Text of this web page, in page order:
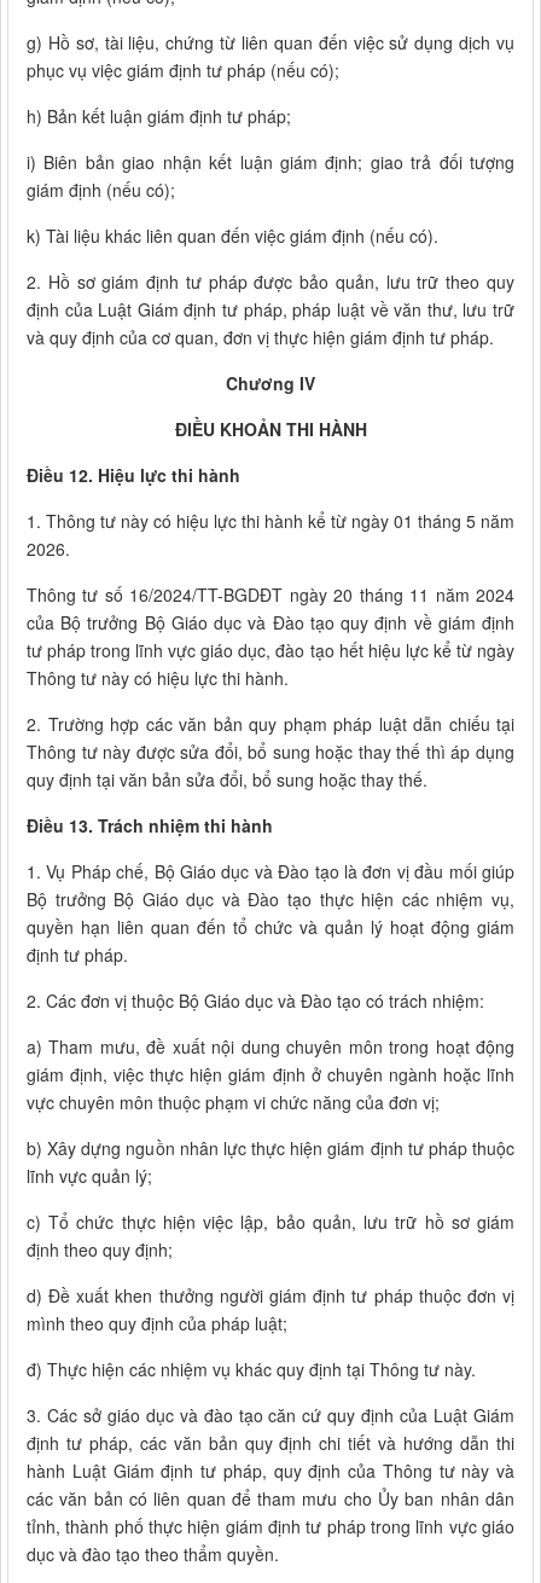
g) Hồ sơ, tài liệu, chứng từ liên quan đến việc sử dụng dịch vụ
phục vụ việc giám định tư pháp (nếu có);
h) Bản kết luận giám định tư pháp;
i) Biên bản giao nhận kết luận giám định; giao trả đối tượng
giám định (nếu có);
k) Tài liệu khác liên quan đến việc giám định (nếu có).
2. Hồ sơ giám định tư pháp được bảo quản, lưu trữ theo quy
định của Luật Giám định tư pháp, pháp luật về văn thư, lưu trữ
và quy định của cơ quan, đơn vị thực hiện giám định tư pháp.
Chương IV
ĐIỀU KHOẢN THI HÀNH
Điều 12. Hiệu lực thi hành
1. Thông tư này có hiệu lực thi hành kể từ ngày 01 tháng 5 năm
2026.
Thông tư số 16/2024/TT-BGDĐT ngày 20 tháng 11 năm 2024
của Bộ trưởng Bộ Giáo dục và Đào tạo quy định về giám định
tư pháp trong lĩnh vực giáo dục, đào tạo hết hiệu lực kể từ ngày
Thông tư này có hiệu lực thi hành.
2. Trường hợp các văn bản quy phạm pháp luật dẫn chiếu tại
Thông tư này được sửa đổi, bổ sung hoặc thay thế thì áp dụng
quy định tại văn bản sửa đổi, bổ sung hoặc thay thế.
Điều 13. Trách nhiệm thi hành
1. Vụ Pháp chế, Bộ Giáo dục và Đào tạo là đơn vị đầu mối giúp
Bộ trưởng Bộ Giáo dục và Đào tạo thực hiện các nhiệm vụ,
quyền hạn liên quan đến tổ chức và quản lý hoạt động giám
định tư pháp.
2. Các đơn vị thuộc Bộ Giáo dục và Đào tạo có trách nhiệm:
a) Tham mưu, đề xuất nội dung chuyên môn trong hoạt động
giám định, việc thực hiện giám định ở chuyên ngành hoặc lĩnh
vực chuyên môn thuộc phạm vi chức năng của đơn vị;
b) Xây dựng nguồn nhân lực thực hiện giám định tư pháp thuộc
lĩnh vực quản lý;
c) Tổ chức thực hiện việc lập, bảo quản, lưu trữ hồ sơ giám
định theo quy định;
d) Đề xuất khen thưởng người giám định tư pháp thuộc đơn vị
mình theo quy định của pháp luật;
đ) Thực hiện các nhiệm vụ khác quy định tại Thông tư này.
3. Các sở giáo dục và đào tạo căn cứ quy định của Luật Giám
định tư pháp, các văn bản quy định chi tiết và hướng dẫn thi
hành Luật Giám định tư pháp, quy định của Thông tư này và
các văn bản có liên quan để tham mưu cho Ủy ban nhân dân
tỉnh, thành phố thực hiện giám định tư pháp trong lĩnh vực giáo
dục và đào tạo theo thẩm quyền.